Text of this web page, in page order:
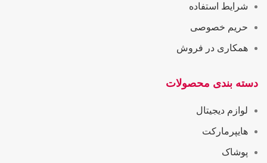
شرایط استفاده
حریم خصوصی
همکاری در فروش
دسته بندی محصولات
لوازم دیجیتال
هایپرمارکت
پوشاک